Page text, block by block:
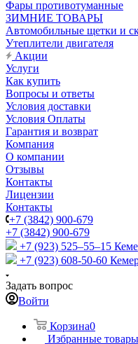
Фары противотуманные
ЗИМНИЕ ТОВАРЫ
Автомобильные щетки и
Утеплители двигателя
Акции
Услуги
Как купить
Вопросы и ответы
Условия доставки
Условия Оплаты
Гарантия и возврат
Компания
О компании
Отзывы
Контакты
Лицензии
Контакты
+7 (3842) 900-679
+7 (3842) 900-679
+7 (923) 525–55–15
+7 (923) 608-50-60
Задать вопрос
Войти
Корзина0
Избранные товары